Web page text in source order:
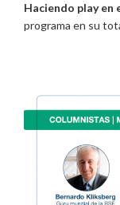
Haciendo play en
programa en su